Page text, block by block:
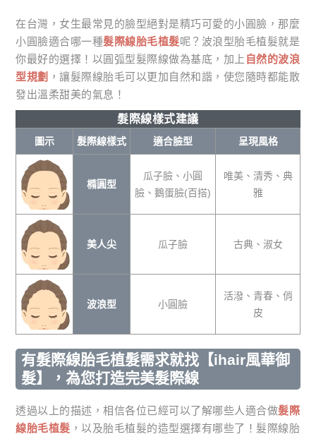
在台灣，女生最常見的臉型絕對是精巧可愛的小圓臉，那麼
小圓臉適合哪一種髮際線胎毛植髮呢？波浪型胎毛植髮就是
你最好的選擇！以圓弧型髮際線做為基底，加上 自然的波浪
型規劃 ，讓髮際線胎毛可以更加自然和諧，使您隨時都能散
發出溫柔甜美的氣息！
髮際線樣式建議
圖示 髮際線樣式 適合臉型 呈現風格
橢圓型
瓜子臉、小圓
臉、鵝蛋臉(百搭)
唯美、清秀、典
雅
美人尖 瓜子臉 古典、淑女
波浪型 小圓臉
活潑、青春、俏
皮
有髮際線胎毛植髮需求就找【ihair風華御
髮】，為您打造完美髮際線
透過以上的描述，相信各位已經可以了解哪些人適合做髮際
線胎毛植髮 ，以及胎毛植髮的造型選擇有哪些了！髮際線胎